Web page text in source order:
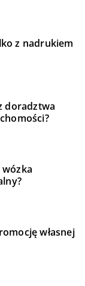
z nadrukiem
doradztwa
własnej